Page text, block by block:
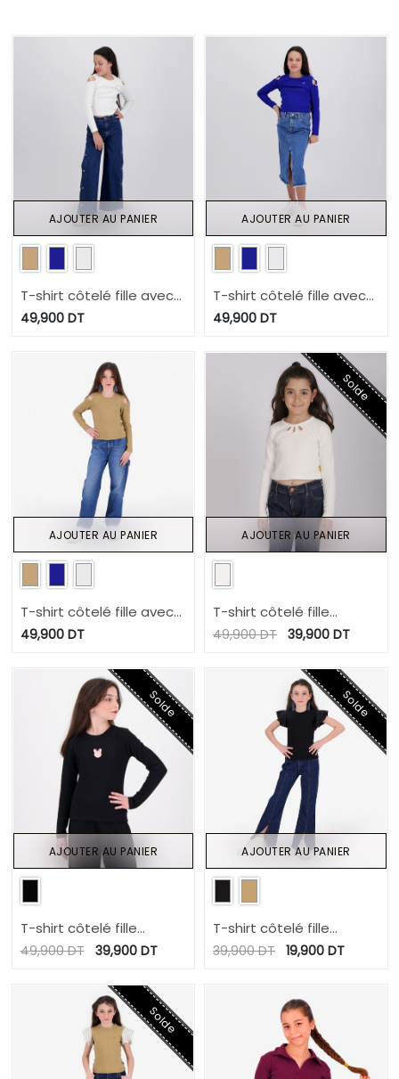
T-shirt côtelé fille avec
épaules dénudées
49,900DT
AJOUTER AU PANIER
T-shirt côtelé fille avec
épaules dénudées
49,900 DT
AJOUTER AU PANIER
T-shirt côtelé fille avec
épaules dénudées
49,900DT
AJOUTER AU PANIER
Solde
T-shirt côtelé fille
manches longues avec
49,900DT 39,900 DT
AJOUTER AU PANIER
Solde
T-shirt côtelé fille
manches longues avec
49,900DT 39,900DT
AJOUTER AU PANIER
Solde
T-shirt côtelé fille
manches à volant en
39,900DT 19,900 DT
AJOUTER AU PANIER
Solde